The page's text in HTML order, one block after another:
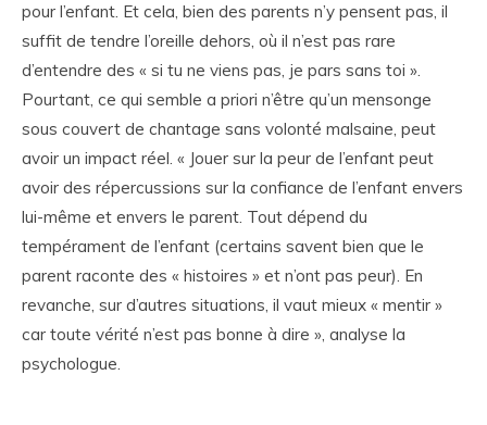
pour l’enfant. Et cela, bien des parents n’y pensent pas, il
suffit de tendre l’oreille dehors, où il n’est pas rare
d’entendre des « si tu ne viens pas, je pars sans toi ».
Pourtant, ce qui semble a priori n’être qu’un mensonge
sous couvert de chantage sans volonté malsaine, peut
avoir un impact réel. « Jouer sur la peur de l’enfant peut
avoir des répercussions sur la confiance de l’enfant envers
lui-même et envers le parent. Tout dépend du
tempérament de l’enfant (certains savent bien que le
parent raconte des « histoires » et n’ont pas peur). En
revanche, sur d’autres situations, il vaut mieux « mentir »
car toute vérité n’est pas bonne à dire », analyse la
psychologue.